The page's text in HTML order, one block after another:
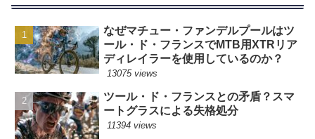
なぜマチュー・ファンデルプールはツ
ール・ド・フランスでMTB用XTRリア
ディレイラーを使用しているのか？
13075 views
ツール・ド・フランスとの矛盾？スマ
ートグラスによる失格処分
11394 views